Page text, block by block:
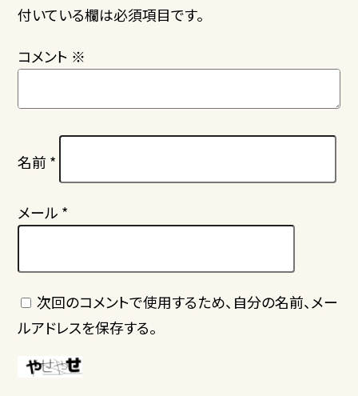
付いている欄は必須項目です。
コメント ※
名前 *
メール *
次回のコメントで使用するため、自分の名前、メー
ルアドレスを保存する。